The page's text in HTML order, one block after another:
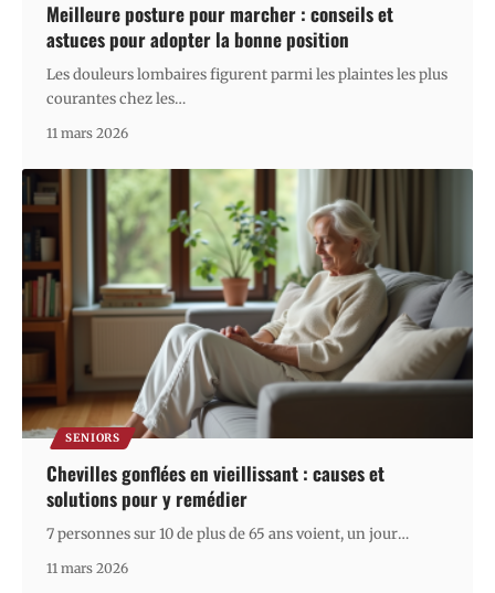
Meilleure posture pour marcher : conseils et
astuces pour adopter la bonne position
Les douleurs lombaires figurent parmi les plaintes les plus
courantes chez les…
11 mars 2026
SENIORS
Chevilles gonflées en vieillissant : causes et
solutions pour y remédier
7 personnes sur 10 de plus de 65 ans voient, un jour…
11 mars 2026